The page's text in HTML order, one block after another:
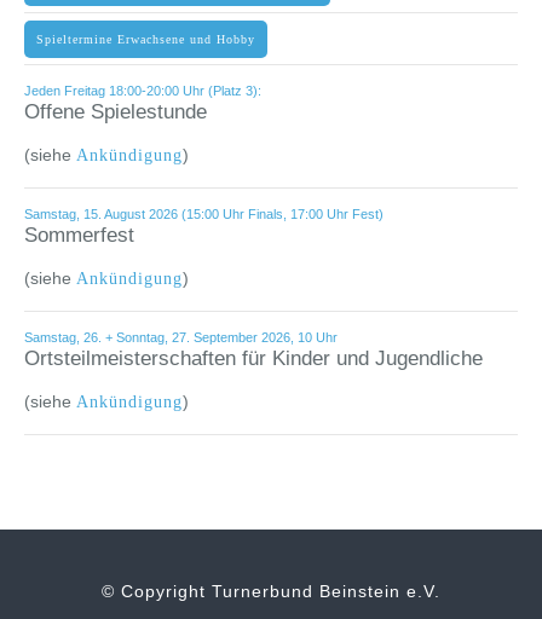
Spieltermine Erwachsene und Hobby
Jeden Freitag 18:00-20:00 Uhr (Platz 3):
Offene Spielestunde
(siehe Ankündigung)
Samstag, 15. August 2026 (15:00 Uhr Finals, 17:00 Uhr Fest)
Sommerfest
(siehe Ankündigung)
Samstag, 26. + Sonntag, 27. September 2026, 10 Uhr
Ortsteilmeisterschaften für Kinder und Jugendliche
(siehe Ankündigung)
© Copyright Turnerbund Beinstein e.V.